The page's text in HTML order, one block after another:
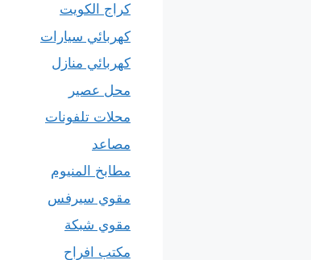
كراج الكويت
كهربائي سيارات
كهربائي منازل
محل عصير
محلات تلفونات
مصاعد
مطابخ المنيوم
مقوي سيرفس
مقوي شبكة
مكتب افراح